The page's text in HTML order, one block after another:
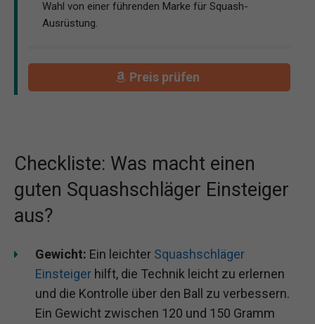
Wahl von einer führenden Marke für Squash-
Ausrüstung.
Preis prüfen
Checkliste: Was macht einen
guten Squashschläger Einsteiger
aus?
Gewicht: Ein leichter Squashschläger
Einsteiger hilft, die Technik leicht zu erlernen
und die Kontrolle über den Ball zu verbessern.
Ein Gewicht zwischen 120 und 150 Gramm